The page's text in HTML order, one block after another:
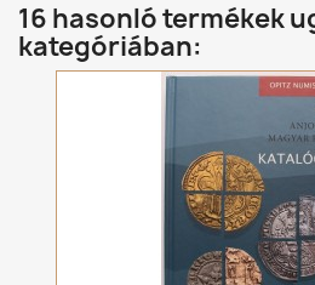
16 hasonló termékek
kategóriában: